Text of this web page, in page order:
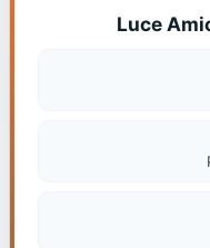
Luce